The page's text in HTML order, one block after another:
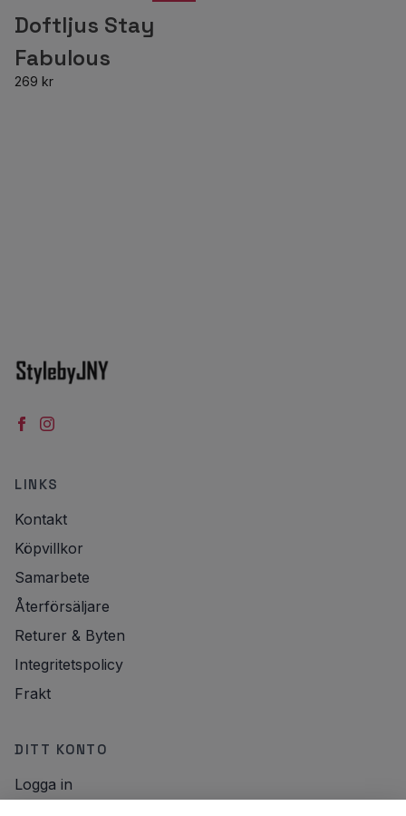
Doftljus Stay
Fabulous
269 kr
LINKS
Kontakt
Köpvillkor
Samarbete
Återförsäljare
Returer & Byten
Integritetspolicy
Frakt
DITT KONTO
Logga in